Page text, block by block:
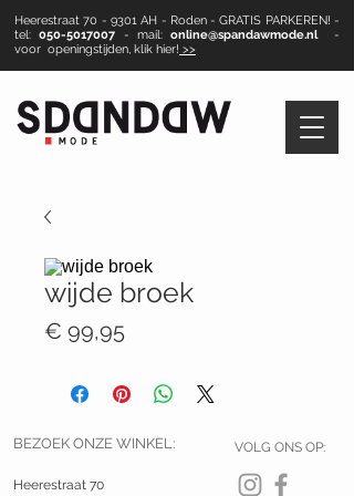
Heerestraat 70 - 9301 AH - Roden - GRATIS PARKEREN! -
tel:050-5017007 - mail:online@spandawmode.nl-
voor openingstijden, klik hier! >>
wijde broek
€ 99,95
VOLG ONS OP:
BEZOEK ONZE WINKEL:
Heerestraat 70